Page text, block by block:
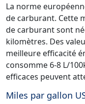
La norme
de carburant. Cette
de carburant sont
kilomètres. Des
meilleure efficacité
consomme 6-8 L/
efficaces peuvent
Miles par gallon